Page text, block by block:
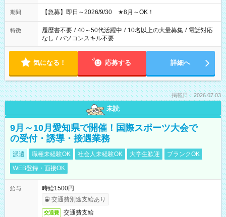
期間 【急募】即日～2026/9/30 ★8月～OK！
特徴 履歴書不要 / 40～50代活躍中 / 10名以上の大量募集 / 電話対応
なし / パソコンスキル不要
気になる！ 応募する 詳細へ
掲載日：2026.07.03
未読
9月～10月愛知県で開催！国際スポーツ大会で
の受付・誘導・接遇業務
派遣 職種未経験OK 社会人未経験OK 大学生歓迎
ブランクOK
WEB登録・面接OK
給与
時給1500円
交通費別途支給あり
交通費 交通費支給